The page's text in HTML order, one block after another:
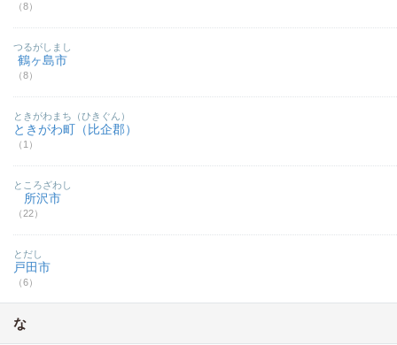
（8）
鶴ヶ島市
（8）
つるがしまし
ときがわ町（比企郡）
（1）
ときがわまち（ひきぐん）
所沢市
（22）
ところざわし
戸田市
（6）
とだし
な